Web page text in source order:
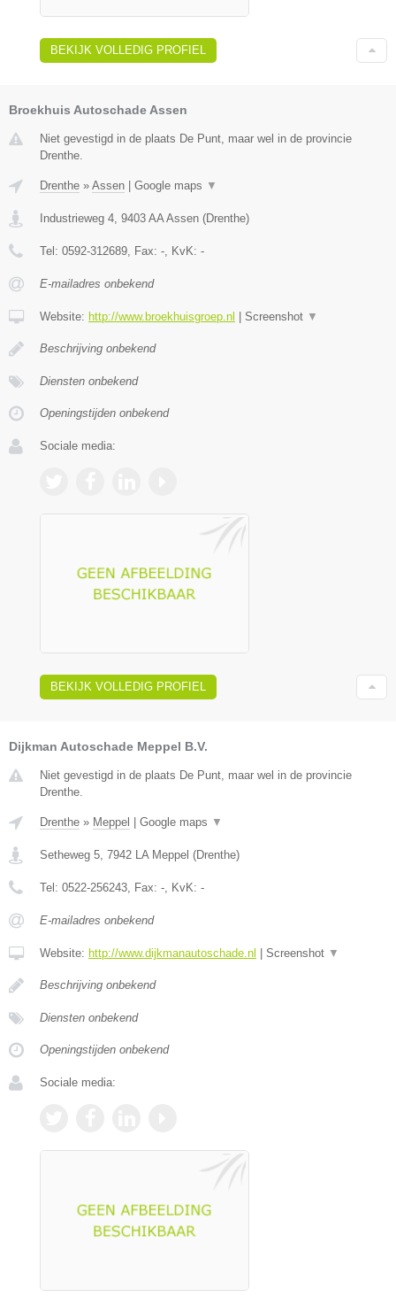
BEKIJK VOLLEDIG PROFIEL
Broekhuis Autoschade Assen
Niet gevestigd in de plaats De Punt, maar wel in de provincie
Drenthe.
Drenthe » Assen | Google maps ▼
Industrieweg 4 9403 AA Assen (Drenthe)
Tel: 0592-312689 , Fax: - , KvK: -
E-mailadres onbekend
Website: http://www.broekhuisgroep.nl | Screenshot ▼
Beschrijving onbekend
Diensten onbekend
Openingstijden onbekend
Sociale media:
BEKIJK VOLLEDIG PROFIEL
Dijkman Autoschade Meppel B.V.
Niet gevestigd in de plaats De Punt, maar wel in de provincie
Drenthe.
Drenthe » Meppel Google maps ▼
Setheweg 5, 7942 LA Meppel (Drenthe)
Tel: 0522-256243, Fax: -, KvK: -
E-mailadres onbekend
Website: http://www.dijkmanautoschade.nl Screenshot ▼
Beschrijving onbekend
Diensten onbekend
Openingstijden onbekend
Sociale media: